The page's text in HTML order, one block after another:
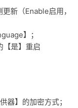
新（Enable启用，
】；
是】重启
】的加密方式；